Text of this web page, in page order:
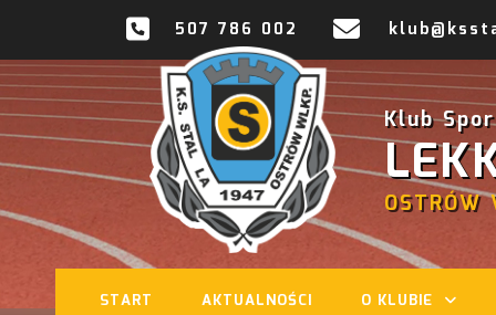
507 786 002
Klub
OSTRÓW
START AKTUALNOŚCI O KLUBIE